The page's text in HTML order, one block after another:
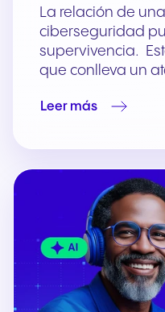
La relación de
ciberseguridad
supervivencia.
que conlleva un
Leer más